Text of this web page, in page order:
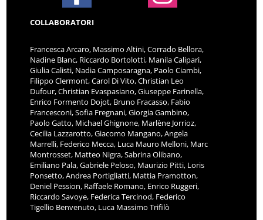
COLLABORATORI
Francesca Arcaro, Massimo Altini, Corrado Bellora,
Nadine Blanc, Riccardo Bortolotti, Manila Calipari,
Giulia Calisti, Nadia Camposaragna, Paolo Ciambi,
Filippo Clermont, Carol Di Vito, Christian Leo
Dufour, Christian Evaspasiano, Giuseppe Farinella,
Enrico Formento Dojot, Bruno Fracasso, Fabio
Francesconi, Sofia Fregnani, Giorgia Gambino,
Paolo Gatto, Michael Ghignone, Marlène Jorrioz,
Cecilia Lazzarotto, Giacomo Mangano, Angela
Marrelli, Federico Mecca, Luca Mauro Melloni, Marc
Montrosset, Matteo Nigra, Sabrina Olibano,
Emiliano Pala, Gabriele Peloso, Maurizio Pitti, Loris
Ponsetto, Andrea Portigliatti, Mattia Pramotton,
Deniel Pession, Raffaele Romano, Enrico Ruggeri,
Riccardo Savoye, Federica Tercinod, Federico
Tigellio Benvenuto, Luca Massimo Trifilò